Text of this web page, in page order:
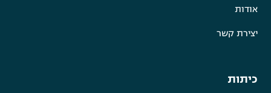
אודות
יצירת קשר
כיתות